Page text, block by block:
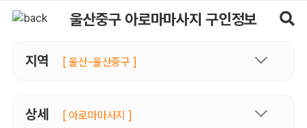
울산중구 아로마마사지 구인정보
지역 [ 울산-울산중구 ]
상세 [ 아로마마사지 ]